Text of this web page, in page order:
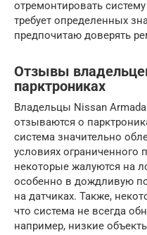
отремонтировать
требует определенных
предпочитаю доверять
Отзывы
парктрониках
Владельцы Nissan
отзываются о
система значительно
условиях ограниченного
некоторые жалуются на
особенно в дождливую
на датчиках. Также,
что система не всегда
например, низкие